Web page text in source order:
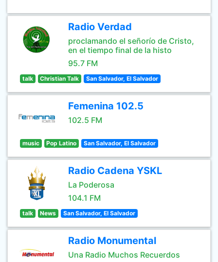
Radio Verdad
proclamando el señorío de Cristo,
en el tiempo final de la histo
95.7 FM
talk Christian Talk San Salvador, El Salvador
Femenina 102.5
102.5 FM
music Pop Latino San Salvador, El Salvador
Radio Cadena YSKL
La Poderosa
104.1 FM
talk News San Salvador, El Salvador
Radio Monumental
Una Radio Muchos Recuerdos